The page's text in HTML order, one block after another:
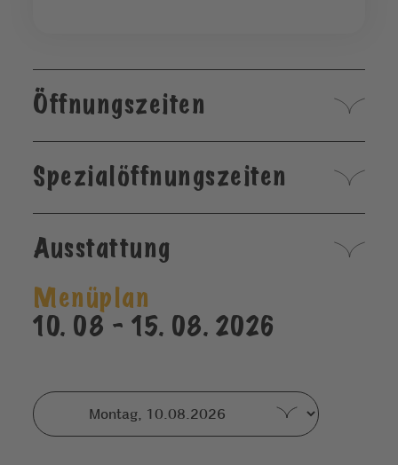
Öffnungszeiten
Spezialöffnungszeiten
Ausstattung
Menüplan
10. 08 - 15. 08. 2026